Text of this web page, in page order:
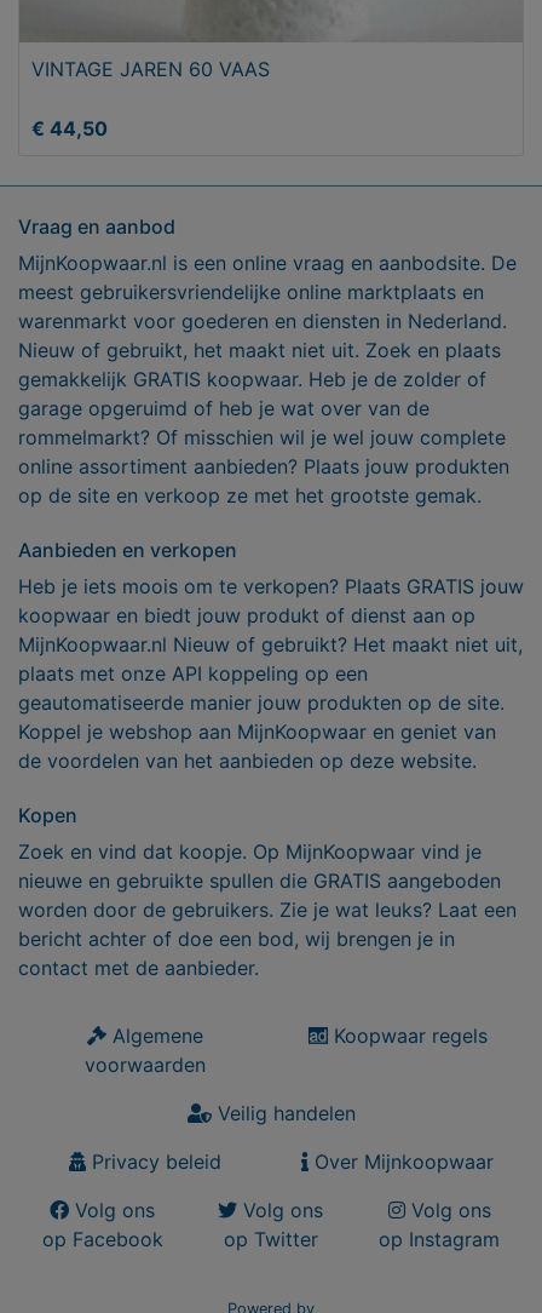
VINTAGE JAREN 60 VAAS
€ 44,50
Vraag en aanbod
MijnKoopwaar.nl is een online vraag en aanbodsite. De
meest gebruikersvriendelijke online marktplaats en
warenmarkt voor goederen en diensten in Nederland.
Nieuw of gebruikt, het maakt niet uit. Zoek en plaats
gemakkelijk GRATIS koopwaar. Heb je de zolder of
garage opgeruimd of heb je wat over van de
rommelmarkt? Of misschien wil je wel jouw complete
online assortiment aanbieden? Plaats jouw produkten
op de site en verkoop ze met het grootste gemak.
Aanbieden en verkopen
Heb je iets moois om te verkopen? Plaats GRATIS jouw
koopwaar en biedt jouw produkt of dienst aan op
MijnKoopwaar.nl Nieuw of gebruikt? Het maakt niet uit,
plaats met onze API koppeling op een
geautomatiseerde manier jouw produkten op de site.
Koppel je webshop aan MijnKoopwaar en geniet van
de voordelen van het aanbieden op deze website.
Kopen
Zoek en vind dat koopje. Op MijnKoopwaar vind je
nieuwe en gebruikte spullen die GRATIS aangeboden
worden door de gebruikers. Zie je wat leuks? Laat een
bericht achter of doe een bod, wij brengen je in
contact met de aanbieder.
Algemene
voorwaarden
Koopwaar regels
Veilig handelen
Privacy beleid
Over Mijnkoopwaar
Volg ons
op Facebook
Volg ons
op Twitter
Volg ons
op Instagram
Powered by